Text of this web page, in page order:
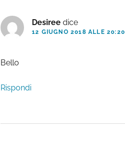
lettore
Desiree dice
12 GIUGNO 2018 ALLE 20:20
Bello
Rispondi